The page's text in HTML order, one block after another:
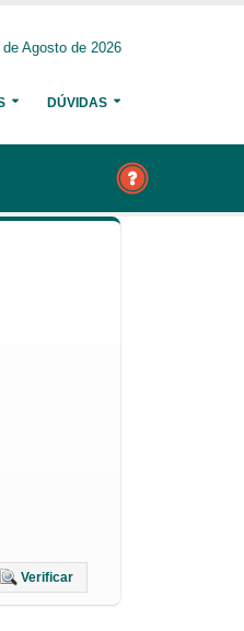
Agosto de 2026
DÚVIDAS
Verificar